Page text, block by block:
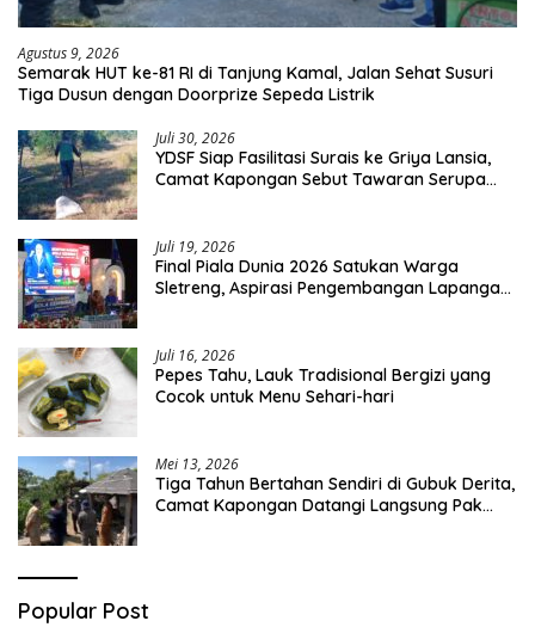
Agustus 9, 2026
Semarak HUT ke-81 RI di Tanjung Kamal, Jalan Sehat Susuri
Tiga Dusun dengan Doorprize Sepeda Listrik
Juli 30, 2026
YDSF Siap Fasilitasi Surais ke Griya Lansia,
Camat Kapongan Sebut Tawaran Serupa
Juli 19, 2026
Final Piala Dunia 2026 Satukan Warga
Sletreng, Aspirasi Pengembangan Lapangan
Juli 16, 2026
Pepes Tahu, Lauk Tradisional Bergizi yang
Cocok untuk Menu Sehari-hari
Mei 13, 2026
Tiga Tahun Bertahan Sendiri di Gubuk Derita,
Camat Kapongan Datangi Langsung Pak
Popular Post